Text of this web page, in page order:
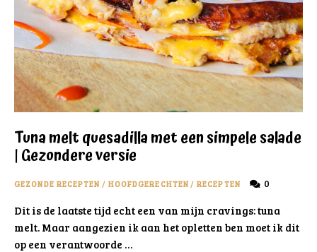
Tuna melt quesadilla met een simpele salade
| Gezondere versie
GEZONDE RECEPTEN / HOOFDGERECHTEN/ RECEPTEN 0
Dit is de laatste tijd echt een van mijn cravings: tuna
melt. Maar aangezien ik aan het opletten ben moet ik dit
op een verantwoorde …